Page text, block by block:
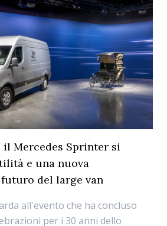
il Mercedes Sprinter si
e una nuova
del large van
all'evento che ha concluso
per i 30 anni dello